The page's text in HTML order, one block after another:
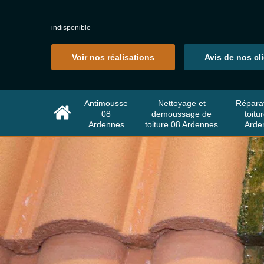
indisponible
Voir nos réalisations Avis de nos
Antimousse
08
Ardennes
Nettoyage et
demoussage de
toiture 08 Ardennes